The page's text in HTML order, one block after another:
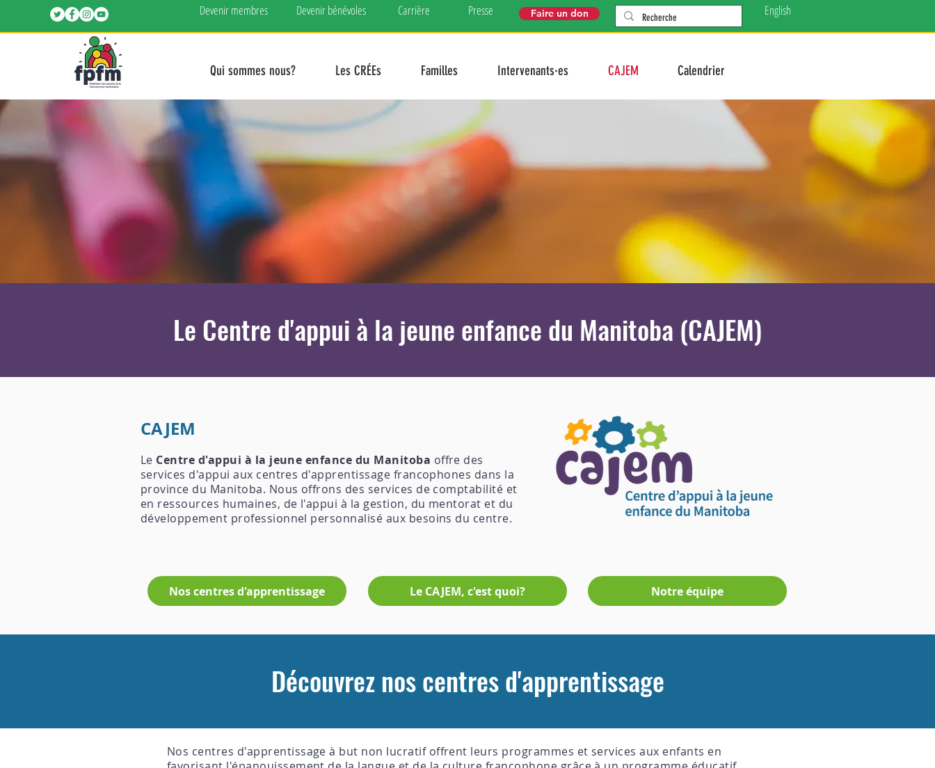
Devenir membres Devenir bénévoles Carrière Presse Faire un don English
Qui sommes nous? Les CRÉEs Familles Intervenants·es CAJEM Calendrier
Le Centre d'appui à la jeune enfance du Manitoba (CAJEM)
CAJEM
Le Centre d'appui à la jeune enfance du Manitoba offre des
services d'appui aux centres d'apprentissage francophones dans la
province du Manitoba. Nous offrons des services de comptabilité et
en ressources humaines, de l'appui à la gestion, du mentorat et du
développement professionnel personnalisé aux besoins du centre.
Nos centres d'apprentissage Le CAJEM, c'est quoi? Notre équipe
Découvrez nos centres d'apprentissage
Nos centres d'apprentissage à but non lucratif offrent leurs programmes et services aux enfants en